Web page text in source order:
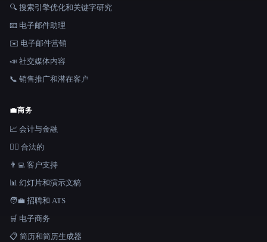
🔍 搜索引擎优化和关键字研究
📧 电子邮件助理
✉️ 电子邮件营销
📣 社交媒体内容
📞 销售推广和潜在客户
💼商务
📈 会计与金融
👩‍⚖️ 合法的
👨‍💻 客户支持
📊 幻灯片和演示文稿
🧑‍💼 招聘和 ATS
🛒 电子商务
📋 简历和简历生成器